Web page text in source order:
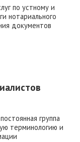
по устному и
нотариального
документов
группа
терминологию и